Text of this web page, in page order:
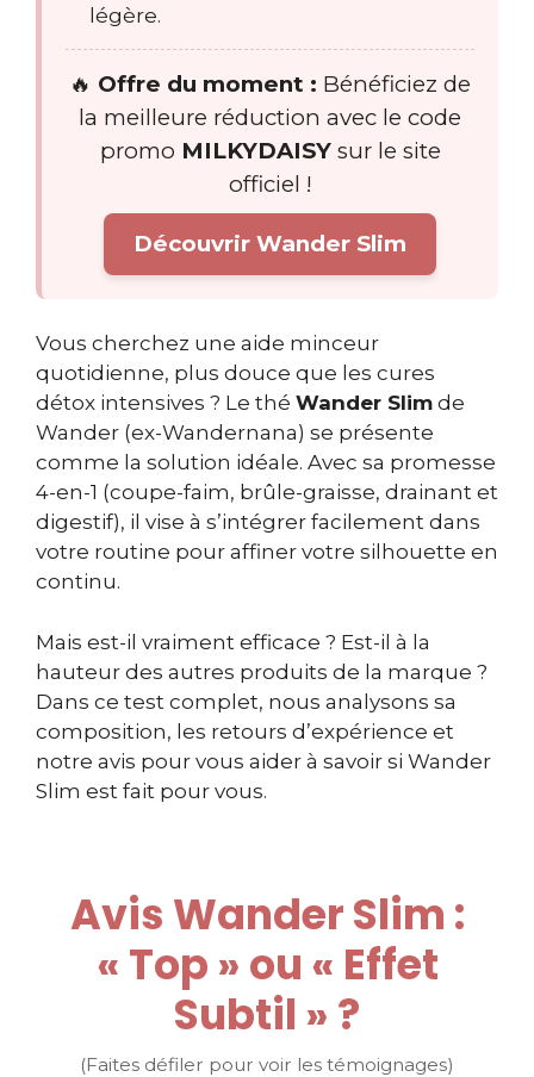
légère.
🔥 Offre du moment : Bénéficiez de
la meilleure réduction avec le code
promo MILKYDAISYsur le site
officiel !
Découvrir Wander Slim
Vous cherchez une aide minceur
quotidienne, plus douce que les cures
détox intensives ? Le thé Wander Slim de
Wander (ex-Wandernana) se présente
comme la solution idéale. Avec sa promesse
4-en-1 (coupe-faim, brûle-graisse, drainant et
digestif), il vise à s’intégrer facilement dans
votre routine pour affiner votre silhouette en
continu.
Mais est-il vraiment efficace ? Est-il à la
hauteur des autres produits de la marque ?
Dans ce test complet, nous analysons sa
composition, les retours d’expérience et
notre avis pour vous aider à savoir si Wander
Slim est fait pour vous.
Avis Wander Slim :
« Top » ou « Effet
Subtil » ?
(Faites défiler pour voir les témoignages)